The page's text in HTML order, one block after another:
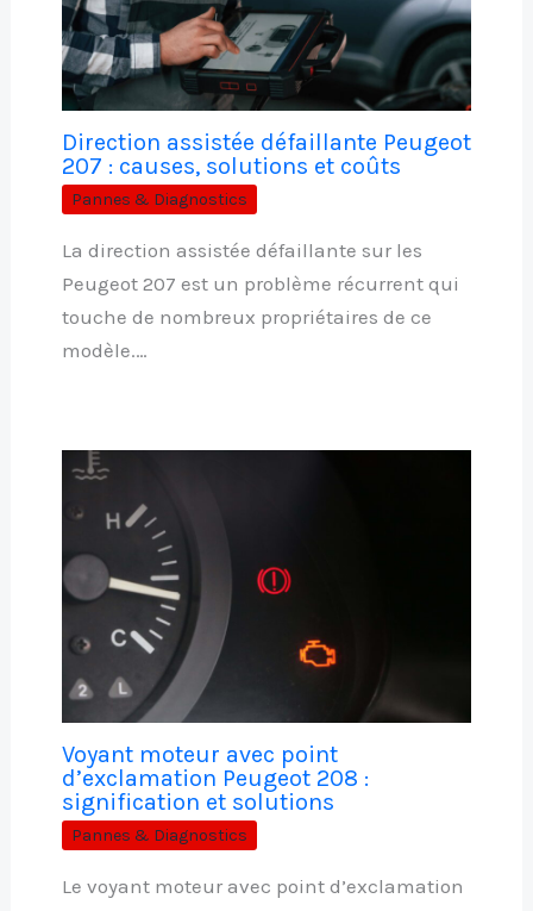
Direction assistée défaillante Peugeot
207 : causes, solutions et coûts
Pannes & Diagnostics
La direction assistée défaillante sur les
Peugeot 207 est un problème récurrent qui
touche de nombreux propriétaires de ce
modèle.…
Voyant moteur avec point
d’exclamation Peugeot 208 :
signification et solutions
Pannes & Diagnostics
Le voyant moteur avec point d’exclamation